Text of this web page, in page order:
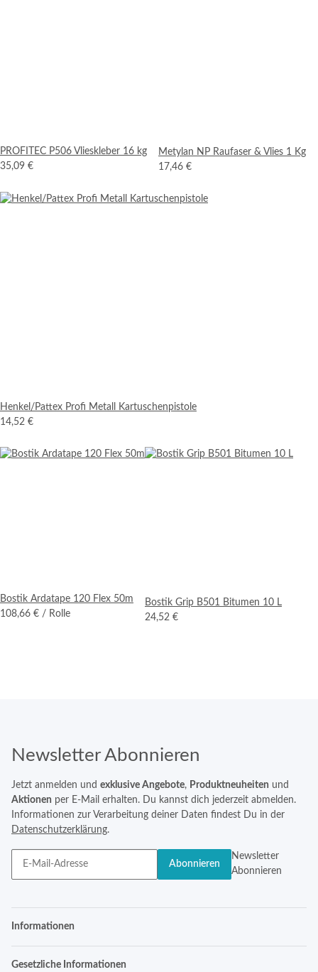
PROFITEC P506 Vlieskleber 16 kg
35,09 €
Metylan NP Raufaser & Vlies 1 Kg
17,46 €
Henkel/Pattex Profi Metall Kartuschenpistole
14,52 €
Bostik Ardatape 120 Flex 50m
108,66 € / Rolle
Bostik Grip B501 Bitumen 10 L
24,52 €
Newsletter Abonnieren
Jetzt anmelden und exklusive Angebote, Produktneuheiten und
Aktionen per E-Mail erhalten. Du kannst dich jederzeit abmelden.
Informationen zur Verarbeitung deiner Daten findest Du in der
Datenschutzerklärung.
Abonnieren
Newsletter
Abonnieren
Informationen
Gesetzliche Informationen